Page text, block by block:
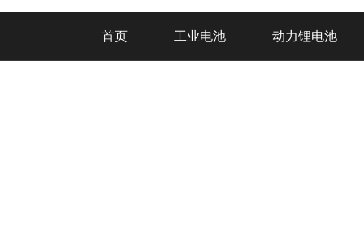
首页 工业电池 动力锂电池